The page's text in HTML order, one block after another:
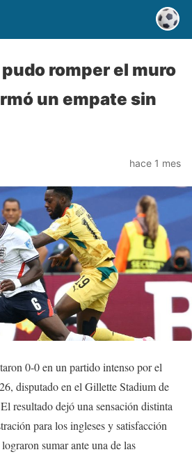
romper el muro
un empate sin
hace 1 mes
0-0 en un partido intenso por el
disputado en el Gillette Stadium de
resultado dejó una sensación distinta
para los ingleses y satisfacción
sumar ante una de las